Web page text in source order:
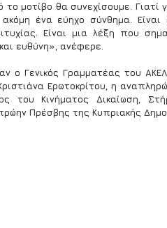
το μοτίβο θα συνεχίσουμε.
ένα εύηχο σύνθημα. Είναι
Είναι μια λέξη που
ευθύνη», ανέφερε.
ο Γενικός Γραμματέας του
Ερωτοκρίτου, η
του Κινήματος Δικαίωση,
Πρέσβης της Κυπριακής